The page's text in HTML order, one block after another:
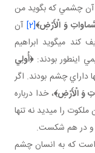
چشمي که بگويد من
وَ الْأَرْضِ‏﴾[2]
آن
مي گويد ابراهيم
اين طور بودند:﴿أُولِي
داراي چشم بودند. اگر
وَ الْأَرْضِ‏﴾، خدا درباره
را مي ديد نه تنها
و در هم شکست.
که به انسان چشم